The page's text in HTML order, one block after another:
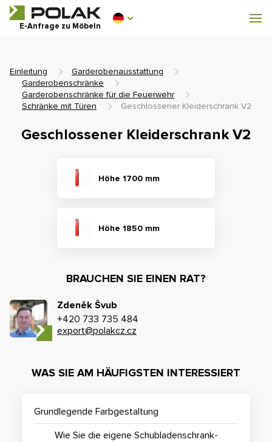
E-Anfrage zu Möbeln
Werkstattmöbel
0 €
einschl. MwSt.
0
Einleitung
Garderobenausstattung
Garderobenschränke
Garderobenschränke für die Feuerwehr
Schränke mit Türen
Geschlossener Kleiderschrank V2
Geschlossener Kleiderschrank V2
Höhe 1700 mm
Höhe 1850 mm
BRAUCHEN SIE EINEN RAT?
Zdeněk Švub
+420 733 735 484
export@polakcz.cz
WAS SIE AM HÄUFIGSTEN INTERESSIERT
Grundlegende Farbgestaltung
Wie Sie die eigene Schubladenschrank-